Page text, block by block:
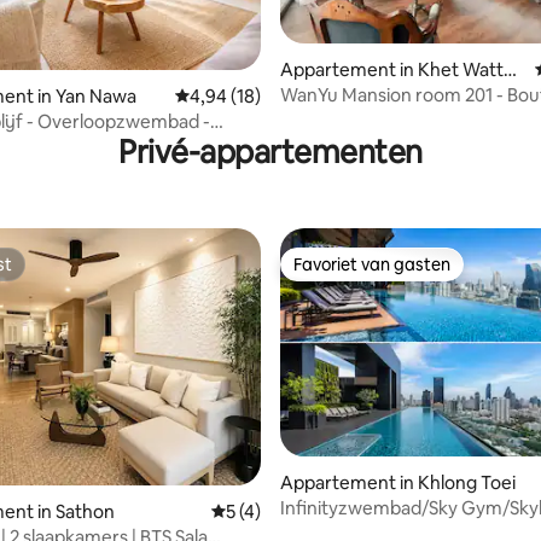
van 4,91 op 5, 68 recensies
in Yan Nawa Gemiddelde beoordeling van 4,94 op 5, 18
4,94 (18)
- Overloopzwembad -
Appartement in Khet Wattha
na
WanYu Mansion room 201 -
Privé-appartementen
van 4,93 op 5, 28 recensies
in Sathon Gemiddelde beoordeling van 5 op 5, 4
5 (4)
Favoriet van gasten
Favoriet van gasten
Appartement in Khlong Toei
Infinityzwembad/Sky Gym/